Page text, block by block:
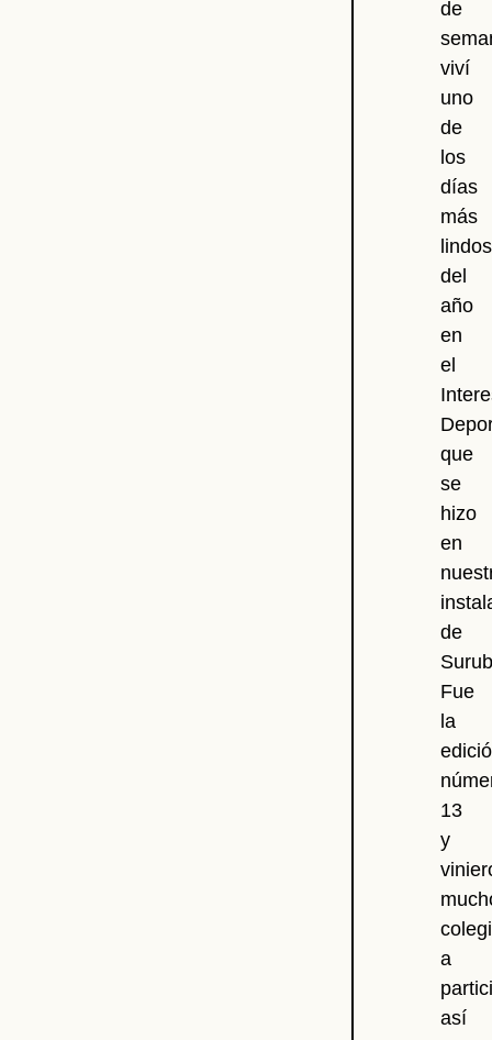
de
viví
uno
de
los
días
más
lindos
del
año
en
el
que
se
hizo
en
de
Fue
la
13
y
a
así